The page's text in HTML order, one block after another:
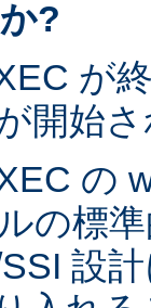
?
が
開始
の
の標
設